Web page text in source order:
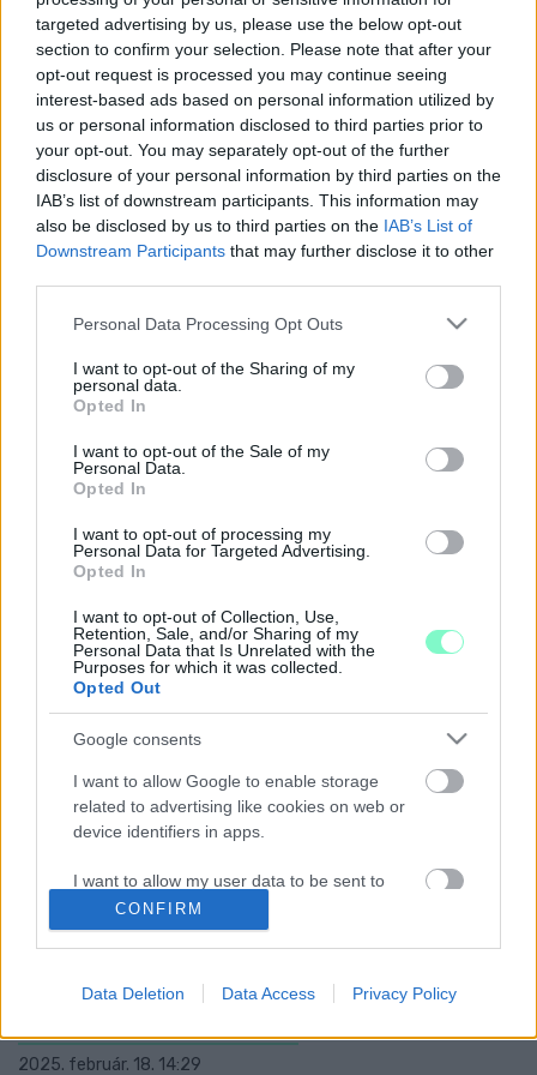
targeted advertising by us, please use the below opt-out
section to confirm your selection. Please note that after your
opt-out request is processed you may continue seeing
interest-based ads based on personal information utilized by
us or personal information disclosed to third parties prior to
your opt-out. You may separately opt-out of the further
disclosure of your personal information by third parties on the
IAB’s list of downstream participants. This information may
also be disclosed by us to third parties on the IAB’s List of
Downstream Participants that may further disclose it to other
Please note that this website/app uses one or more Google
not limited to your visit or usage behaviour. You may click to
grant or deny consent to Google and its third-party tags to
use your data for below specified purposes in below Google
consent section.
Personal Data Processing Opt Outs
I want to opt-out of the Sharing of my
personal data.
Opted In
I want to opt-out of the Sale of my
Personal Data.
Opted In
I want to opt-out of processing my
Personal Data for Targeted Advertising.
Opted In
I want to opt-out of Collection, Use,
Retention, Sale, and/or Sharing of my
Personal Data that Is Unrelated with the
Purposes for which it was collected.
Opted Out
Google consents
I want to allow Google to enable storage
related to advertising like cookies on web or
device identifiers in apps.
I want to allow my user data to be sent to
Google for online advertising purposes.
I want to allow Google to send me
personalized advertising.
related to analytics like cookies on web or
CONFIRM
Data Deletion Data Access Privacy Policy
2026. július. 13. 13:09
Elsőfokon a Szombathelyi Törvényszék a vádlottat
életveszélyt okozó testi sértés bűntette miatt 2 év
börtönbüntetésre és 2 év közügyektől eltiltásra ítélte.
SÁRVÁRON, ÉS JÁNOSHÁZÁN ÁRULTA A
SPEEDET, AZ EXTASYT, A MARIHUÁNÁT, ÉS A
KRISTÁLYT EGY FÉRFI
2026. Április. 07. 13:20
De potencianövelő zselét és tablettákat is lehetett nála venni.
EGY SZOMBATHELYI SZÜLETÉSNAPON TÖRT KI
2026. február. 04. 09:23
Félreérthető szituba keveredett egy nő és egy férfi.
5 ÉV BÖRTÖNT KAPOTT A KÉT HETES
GYERMEKÉT SÚLYOSAN BÁNTALMAZÓ
SZOMBATHELYI ANYA
2025. december. 03. 15:02
A Győri Ítélőtábla helyben hagyta a Szombathelyi Törvényszék
korábbi ítéletét.
VÉDETT MADARAT EJTETT CSAPDÁBA EGY
VASI FÉRFI
Az állatorvosi beavatkozás sem segített az állaton. Elpusztult.
MAJDNEM MEGÖLTE KÉTHETES KISLÁNYÁT
EGY SZOMBATHELYI NŐ, ÖT ÉV BÖRTÖNRE
ÍTÉLTE A TÖRVÉNYSZÉK
2025. október. 20. 10:28
gyermek fejét belenyomta a kiságy matracába, amitől a kislány
koponyacsonttörést szenvedett.
BEKÁBÍTÓZVA LOPOTT AUTÓT EGY KÖRMENDI
2025. szeptember. 30. 08:51
Összetörte a lopott autót, majd elfutott a helyszínről. A
rendőrök otthon kapták el.
ÚJRA BÍRÓSÁG ELÉ ÁLLTAK A VÁDLOTTAK A
LUKÁCSHÁZI HOLDFÉNY-LIGETBEN TÖRTÉNT
2025. február. 18. 14:29